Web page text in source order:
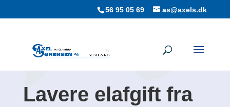
56 95 05 69 as@axels.dk
Lavere elafgift fra